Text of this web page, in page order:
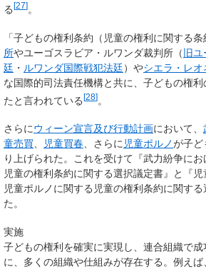
る [27] 。
「子どもの権利条約（児童の権利に関する条
所やユーゴスラビア・ルワンダ裁判所（ 旧
廷 ・ ルワンダ国際戦犯法廷）やシエラ・レ
な国際的司法責任機構と共に、子どもの権
たと言われている[28]。
さらにウィーン宣言及び行動計画において、
童売買
児童買春 、さらに 児童ポルノが子ど
り上げられた。これを受けて『武力紛争に
児童の権利条約に関する選択議定書』と『
児童ポルノに関する児童の権利条約に関す
た。
実施
子どもの権利を確実に実現し、連合組織で
に、多くの組織や仕組みが存在する。例え